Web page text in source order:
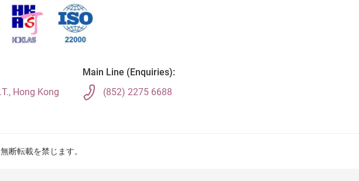
Hong Kong
Main Line (Enquiries):
(852) 2275 6688
断転載を禁じます。